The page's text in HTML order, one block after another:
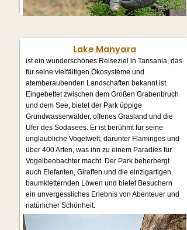
Lake Manyara
ist ein wunderschönes Reiseziel in Tansania, das
für seine vielfältigen Ökosysteme und
atemberaubenden Landschaften bekannt ist.
Eingebettet zwischen dem Großen Grabenbruch
und dem See, bietet der Park üppige
Grundwasserwälder, offenes Grasland und die
Ufer des Sodasees. Er ist berühmt für seine
unglaubliche Vogelwelt, darunter Flamingos und
über 400 Arten, was ihn zu einem Paradies für
Vogelbeobachter macht. Der Park beherbergt
auch Elefanten, Giraffen und die einzigartigen
baumkletternden Löwen und bietet Besuchern
ein unvergessliches Erlebnis von Abenteuer und
natürlicher Schönheit.